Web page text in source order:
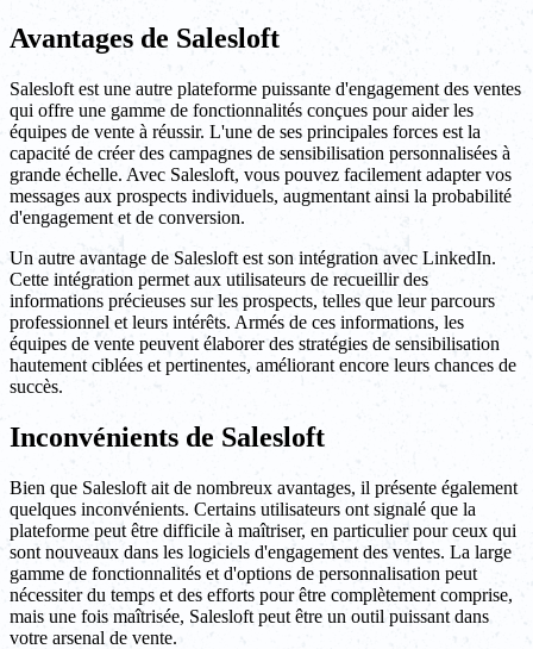
Avantages de Salesloft
Salesloft est une autre plateforme puissante d'engagement des ventes
qui offre une gamme de fonctionnalités conçues pour aider les
équipes de vente à réussir. L'une de ses principales forces est la
capacité de créer des campagnes de sensibilisation personnalisées à
grande échelle. Avec Salesloft, vous pouvez facilement adapter vos
messages aux prospects individuels, augmentant ainsi la probabilité
d'engagement et de conversion.
Un autre avantage de Salesloft est son intégration avec LinkedIn.
Cette intégration permet aux utilisateurs de recueillir des
informations précieuses sur les prospects, telles que leur parcours
professionnel et leurs intérêts. Armés de ces informations, les
équipes de vente peuvent élaborer des stratégies de sensibilisation
hautement ciblées et pertinentes, améliorant encore leurs chances de
succès.
Inconvénients de Salesloft
Bien que Salesloft ait de nombreux avantages, il présente également
quelques inconvénients. Certains utilisateurs ont signalé que la
plateforme peut être difficile à maîtriser, en particulier pour ceux qui
sont nouveaux dans les logiciels d'engagement des ventes. La large
gamme de fonctionnalités et d'options de personnalisation peut
nécessiter du temps et des efforts pour être complètement comprise,
mais une fois maîtrisée, Salesloft peut être un outil puissant dans
votre arsenal de vente.